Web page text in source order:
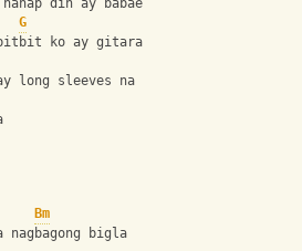
din ay babae
G
bitbit ko ay gitara
long sleeves na
Bm
bigla